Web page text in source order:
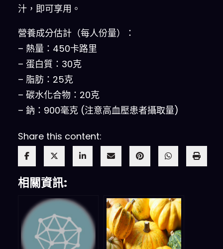
汁，即可享用。
營養成分估計（每人份量）：
– 熱量：450卡路里
– 蛋白質：30克
– 脂肪：25克
– 碳水化合物：20克
– 鈉：900毫克 (注意高血壓患者攝取量)
Share this content:
相關資訊: